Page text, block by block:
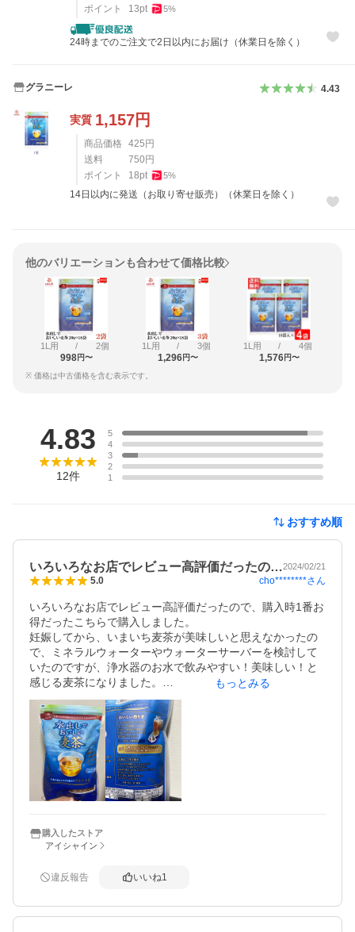
ポイント 13pt 5%
24時までのご注文で2日以内にお届け（休業日を除く）
グラニーレ 4.43
実質 1,157円
商品価格 425円
送料
750円
ポイント
18pt 5%
14日以内に発送（お取り寄せ販売）（休業日を除く）
他のバリエーションも合わせて価格比較
1L用 / 2個
998円〜
1L用 / 3個
1,296円〜
1L用 / 4個
1,576円〜
※ 価格は中古価格を含む表示です。
4.83
12件
5
4
3
2
1
おすすめ順
いろいろなお店でレビュー高評価だったの…2024/02/21
5.0 cho********さん
いろいろなお店でレビュー高評価だったので、購入時1番お
得だったこちらで購入しました。
妊娠してから、いまいち麦茶が美味しいと思えなかったの
で、ミネラルウォーターやウォーターサーバーを検討して
いたのですが、浄水器のお水で飲みやすい！美味しい！と
感じる麦茶になりました。
袋にチャックもついていて、保存に便利です。
ぜひまた購入したいです。
もっとみる
購入したストア
アイシャイン
違反報告 いいね1